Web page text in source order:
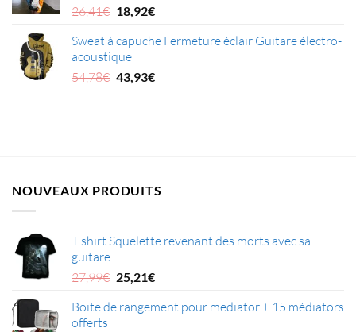
26,41€ Le
initial
était :
26,41€.
18,92€Le
actuel
18,92€.
Sweat à capuche Fermeture éclair Guitare électro-
acoustique
54,78€ Le
43,93€Le
NOUVEAUX PRODUITS
T shirt Squelette revenant des morts avec sa
guitare
27,99€ Le
initial
25,21€Le
actuel
Boite de rangement pour mediator + 15 médiators
offerts